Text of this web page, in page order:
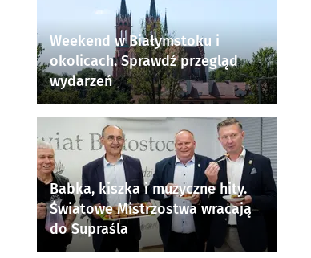
Weekend w Białymstoku i
okolicach. Sprawdź przegląd
wydarzeń
Babka, kiszka i muzyczne hity.
Światowe Mistrzostwa wracają
do Supraśla